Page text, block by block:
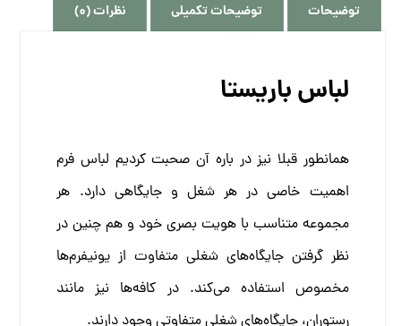
توضیحات توضیحات تکمیلی نظرات (0)
لباس باریستا
همانطور قبلا نیز در باره آن صحبت کردیم لباس فرم
اهمیت خاصی در هر شغل و جایگاهی دارد. هر
مجموعه متناسب با هویت بصری خود و هم چنین در
نظر گرفتن جایگاه‌های شغلی متفاوت از یونیفرم‌ها
مخصوص استفاده می‌کند. در کافه‌ها نیز مانند
رستوران‌، جایگاه‌های شغلی متفاوتی وجود دارند.